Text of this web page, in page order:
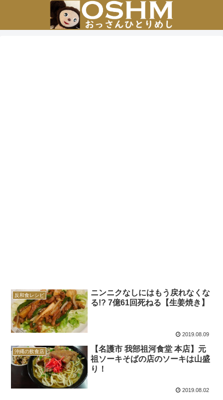
反和食レシピ
ニンニクなしにはもう戻れなくな
る!? 7億61回死ねる【生姜焼き】
2019.08.09
沖縄の飲食店
【名護市 我部祖河食堂 本店】元
祖ソーキそばの店のソーキは山盛
り！
2019.08.02